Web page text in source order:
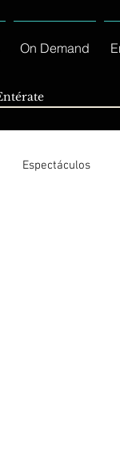
On Demand
Espectáculos